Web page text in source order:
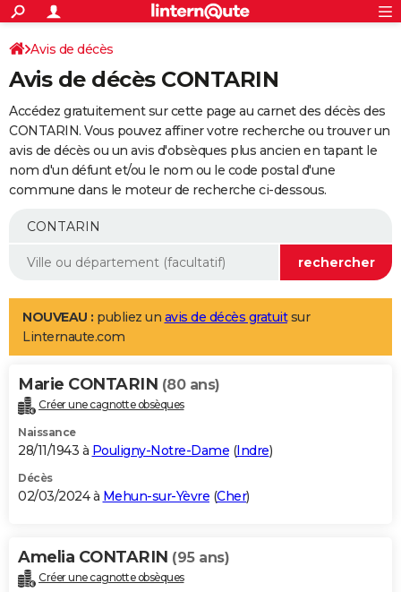
ACTUALITÉS
Politique
Société
Faits Divers
Education
Monde
Villes
+
SPORT
Coupe du monde 2026
Football
Tennis
Cyclisme
Rugby
Forum
Programme TV
TNT
Streaming
Cinéma
Sorties cinéma
Musique
+
FINANCE
Retraite
Epargne
Immobilier
Risques naturels par ville
Banque
Assurance
AUTO
Essais
Réserver un essai
Citadines
Berlines
SUV
Forum auto
+
Mobiles
Meilleur smartphone
Internet
Ordinateurs
Jeux vidéo
Guide high-tech
Aménagement intérieur
LIFESTYLE
Art de vivre
Bien-être
Loisirs
Mode
Modes de vie
Alimentation
Guide de la santé
Maladies
Médicaments
Sommeil
VOYAGE
Destinations
City break
Voyage nature
Voyage de noces
Forum
Climat
+PHOTO
GUIDES D'ACHAT
BONS PLANS
Carte de Noël
Carte Bonne année
Carte Saint-Valentin
Carte Pâques
Carte d'anniversaire
DICTIONNAIRE
Avis de décès
Avis de décès CONTARIN
Accédez gratuitement sur cette page au carnet des décès des
CONTARIN. Vous pouvez affiner votre recherche ou trouver un
avis de décès ou un avis d'obsèques plus ancien en tapant le
nom d'un défunt et/ou le nom ou le code postal d'une
commune dans le moteur de recherche ci-dessous.
NOUVEAU : publiez un avis de décès gratuitsur
Linternaute.com
Marie CONTARIN (80 ans)
Créer une cagnotte obsèques
Naissance
28/11/1943 à Pouligny-Notre-Dame (Indre)
Décès
02/03/2024 à Mehun-sur-Yèvre (Cher)
Amelia CONTARIN (95 ans)
Créer une cagnotte obsèques